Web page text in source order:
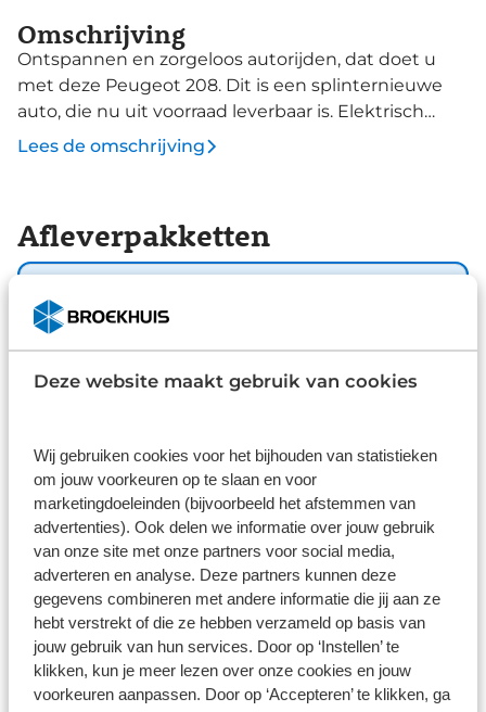
Deze website maakt gebruik van cookies
Wij gebruiken cookies voor het bijhouden van statistieken
om jouw voorkeuren op te slaan en voor
marketingdoeleinden (bijvoorbeeld het afstemmen van
advertenties). Ook delen we informatie over jouw gebruik
van onze site met onze partners voor social media,
adverteren en analyse. Deze partners kunnen deze
gegevens combineren met andere informatie die jij aan ze
hebt verstrekt of die ze hebben verzameld op basis van
jouw gebruik van hun services. Door op ‘Instellen’ te
klikken, kun je meer lezen over onze cookies en jouw
voorkeuren aanpassen. Door op ‘Accepteren’ te klikken, ga
Omschrijving
Ontspannen en zorgeloos autorijden, dat doet u
met deze Peugeot 208. Dit is een splinternieuwe
auto, die nu uit voorraad leverbaar is. Elektrisch
rijden: zuinig, goedkoop en schoon. Maar soms net
geen perfecte combi is! Ook elektrische handrem,
zwarte hemelbekleding en LED-achterlichten
meer te warm of te koud. De climate control zorgt
altijd voor de temperatuur die u kiest. Voor de
audiobediening hoeft u uw ogen geen seconde
van de weg te houden. Alle functies bevinden zich
nodig, de draadloze telefoonlader laadt uw
smartphone al rijdend bij. Geniet van een ruime
selectie digitale radiostations met de DAB-
ontvanger. Hoeveel ruimte u nog heeft bij het
insteken? De parkeersensoren laten het weten!
Da's gemakkelijk! Met regensensor, cruise control
met snelheidsbegrenzer, keyless entry,
automatisch dimmende binnenspiegel, isofix-
aansluiting en centrale deurvergrendeling met
afstandsbediening is deze Peugeot helemaal
Lees de omschrijving
Afleverpakketten
Basis
Inbegrepen
Dit pakket is standaard inbegrepen. We vinden het
Gekozen
Wat klanten over ons zeggen